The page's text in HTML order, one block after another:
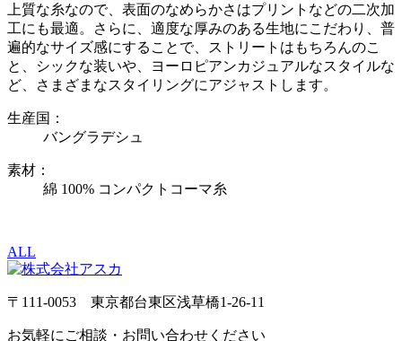
上質な糸なので、表面のなめらかさはプリントなどの二次加
工にも最適。さらに、適度な厚みのある生地にこだわり、普
遍的なサイズ感にすることで、ストリートはもちろんのこ
と、シックな装いや、ヨーロピアンカジュアルなスタイルな
ど、さまざまなスタイリングにアジャストします。
生産国：
バングラデシュ
素材：
綿 100% コンパクトコーマ糸
ALL
〒111-0053 東京都台東区浅草橋1-26-11
お気軽にご相談・お問い合わせください